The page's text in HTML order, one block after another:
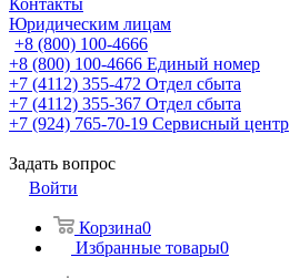
Контакты
Юридическим лицам
+8 (800) 100-4666
+8 (800) 100-4666 Единый номер
+7 (4112) 355-472 Отдел сбыта
+7 (4112) 355-367 Отдел сбыта
+7 (924) 765-70-19 Сервисный центр
Задать вопрос
Войти
Корзина0
Избранные товары0